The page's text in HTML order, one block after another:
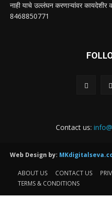
नाही याचे उल्लंघन करणाऱ्यांवर कायदेशीर
8468850771
Contact us:
Web Design by:
ABOUT US CONTACT US
TERMS & CONDITIONS